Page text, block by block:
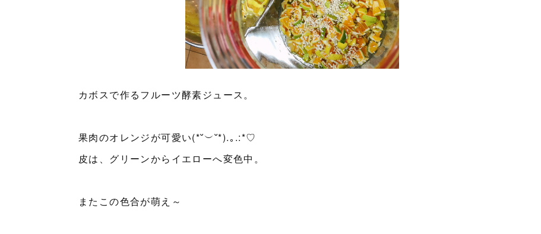
カボスで作るフルーツ酵素ジュース。
果肉のオレンジが可愛い(*˘︶˘*).｡.:*♡
皮は、グリーンからイエローへ変色中。
またこの色合が萌え～